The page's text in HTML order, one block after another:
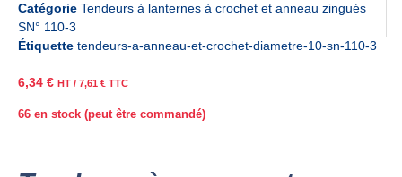
Catégorie Tendeurs à lanternes à crochet et anneau zingués
SN° 110-3
Étiquette tendeurs-a-anneau-et-crochet-diametre-10-sn-110-3
6,34 € HT / 7,61 € TTC
66 en stock (peut être commandé)